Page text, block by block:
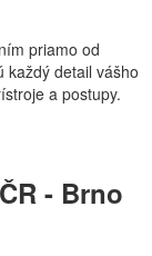
priamo od
každý detail vášho
a postupy.
- Brno